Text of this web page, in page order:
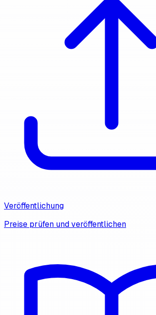
Veröffentlichung
Preise prüfen und veröffentlichen